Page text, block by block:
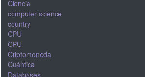
Ciencia
computer science
country
CPU
CPU
Criptomoneda
Cuántica
Databases